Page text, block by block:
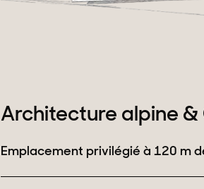
Architecture alpine
Emplacement privilégié à 120 m